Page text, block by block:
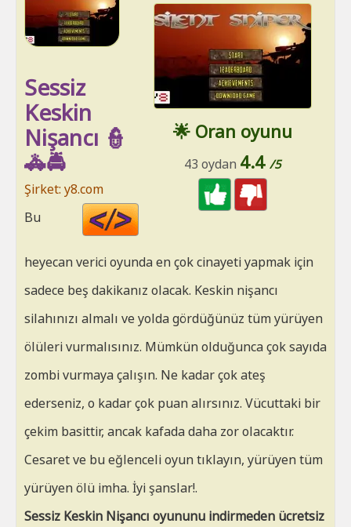
🌟 Oran oyunu
43 oydan 4.4 /5
Sessiz
Keskin
Nişancı 👮
🚓🚔
Şirket: y8.com
HTML
Bu
heyecan verici oyunda en çok cinayeti yapmak için
sadece beş dakikanız olacak. Keskin nişancı
silahınızı almalı ve yolda gördüğünüz tüm yürüyen
ölüleri vurmalısınız. Mümkün olduğunca çok sayıda
zombi vurmaya çalışın. Ne kadar çok ateş
ederseniz, o kadar çok puan alırsınız. Vücuttaki bir
çekim basittir, ancak kafada daha zor olacaktır.
Cesaret ve bu eğlenceli oyun tıklayın, yürüyen tüm
yürüyen ölü imha. İyi şanslar!.
Sessiz Keskin Nişancı oyununu indirmeden ücretsiz